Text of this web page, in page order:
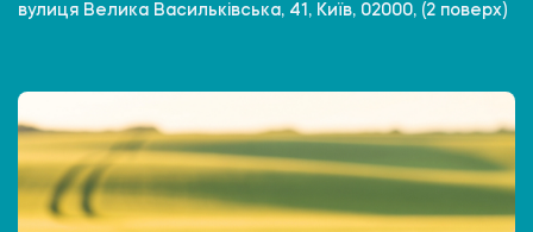
вулиця Велика Васильківська, 41, Київ, 02000, (2 поверх)